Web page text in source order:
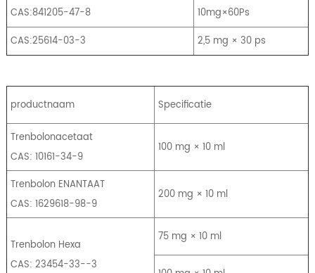
CAS:841205-47-8
10mg×60Ps
CAS:25614-03-3
2,5 mg × 30 ps
productnaam Specificatie
Trenbolonacetaat
CAS: 10161-34-9
100 mg × 10 ml
Trenbolon ENANTAAT
CAS: 1629618-98-9
200 mg × 10 ml
Trenbolon Hexa
CAS: 23454-33--3
75 mg × 10 ml